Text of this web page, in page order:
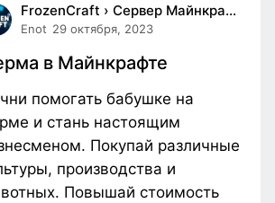
FrozenCraft › Сервер Майнкрафт с Выживанием
Enot 29 октября, 2023
в Майнкрафте
помогать бабушке на
и стань настоящим
Покупай различные
производства и
Повышай стоимость